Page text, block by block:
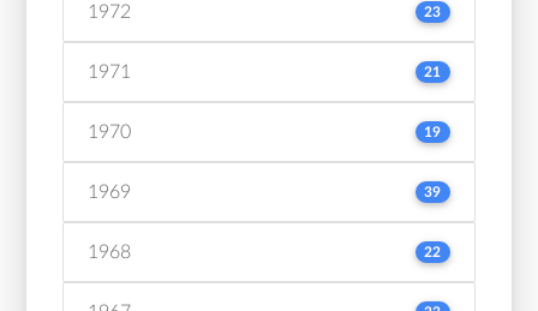
1972 23
1971 21
1970 19
1969 39
1968 22